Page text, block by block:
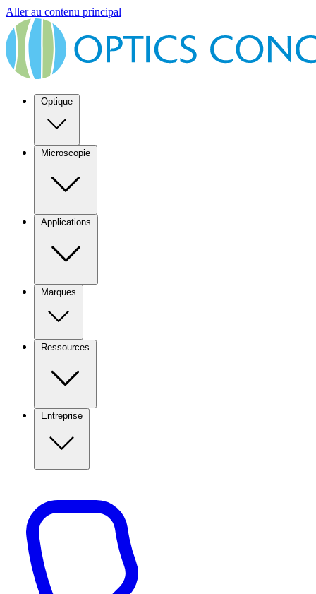
Aller au contenu principal
Optique
Microscopie
Applications
Marques
Ressources
Entreprise